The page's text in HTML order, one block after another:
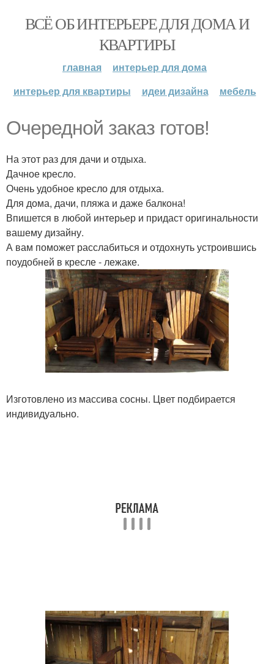
ВСЁ ОБ ИНТЕРЬЕРЕ ДЛЯ ДОМА И
КВАРТИРЫ
главная
интерьер для дома
интерьер для квартиры
идеи дизайна мебель
Очередной заказ готов!
На этот раз для дачи и отдыха.
Дачное кресло.
Очень удобное кресло для отдыха.
Для дома, дачи, пляжа и даже балкона!
Впишется в любой интерьер и придаст оригинальности
вашему дизайну.
А вам поможет расслабиться и отдохнуть устроившись
поудобней в кресле - лежаке.
Изготовлено из массива сосны. Цвет подбирается
индивидуально.